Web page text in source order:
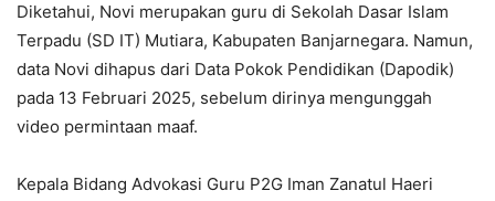
Diketahui, Novi merupakan guru di Sekolah Dasar Islam
Terpadu (SD IT) Mutiara, Kabupaten Banjarnegara. Namun,
data Novi dihapus dari Data Pokok Pendidikan (Dapodik)
pada 13 Februari 2025, sebelum dirinya mengunggah
video permintaan maaf.
Kepala Bidang Advokasi Guru P2G Iman Zanatul Haeri